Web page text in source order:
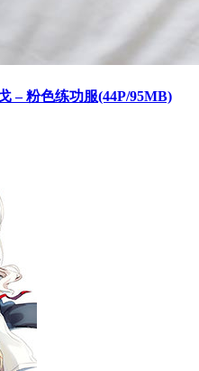
– 粉色练功服(44P/95MB)